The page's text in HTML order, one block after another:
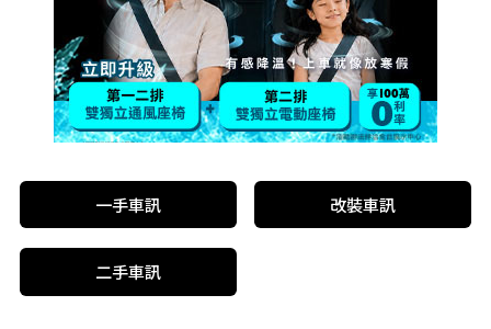
一手車訊 改裝車訊
二手車訊